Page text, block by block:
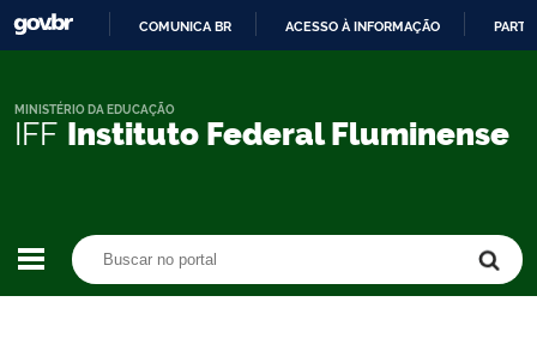
CONTEÚDO
COMUNICA BR ACESSO À INFORMAÇÃO
IFF Instituto Federal Fluminense
MINISTÉRIO DA EDUCAÇÃO